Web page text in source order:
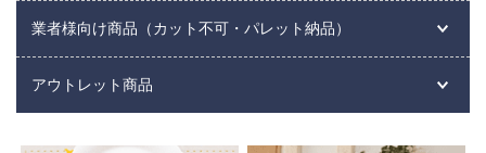
業者様向け商品（カット不可・パレット納品）
アウトレット商品